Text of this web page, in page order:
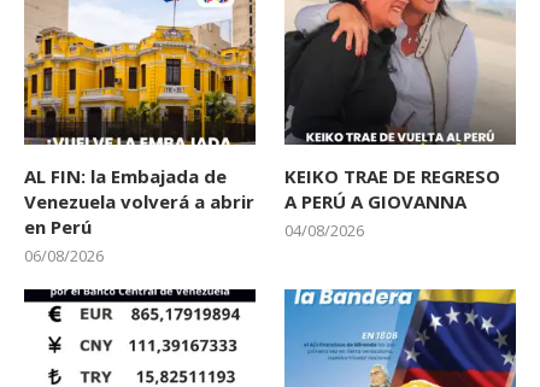
AL FIN: la Embajada de
Venezuela volverá a abrir
en Perú
06/08/2026
KEIKO TRAE DE REGRESO
A PERÚ A GIOVANNA
04/08/2026